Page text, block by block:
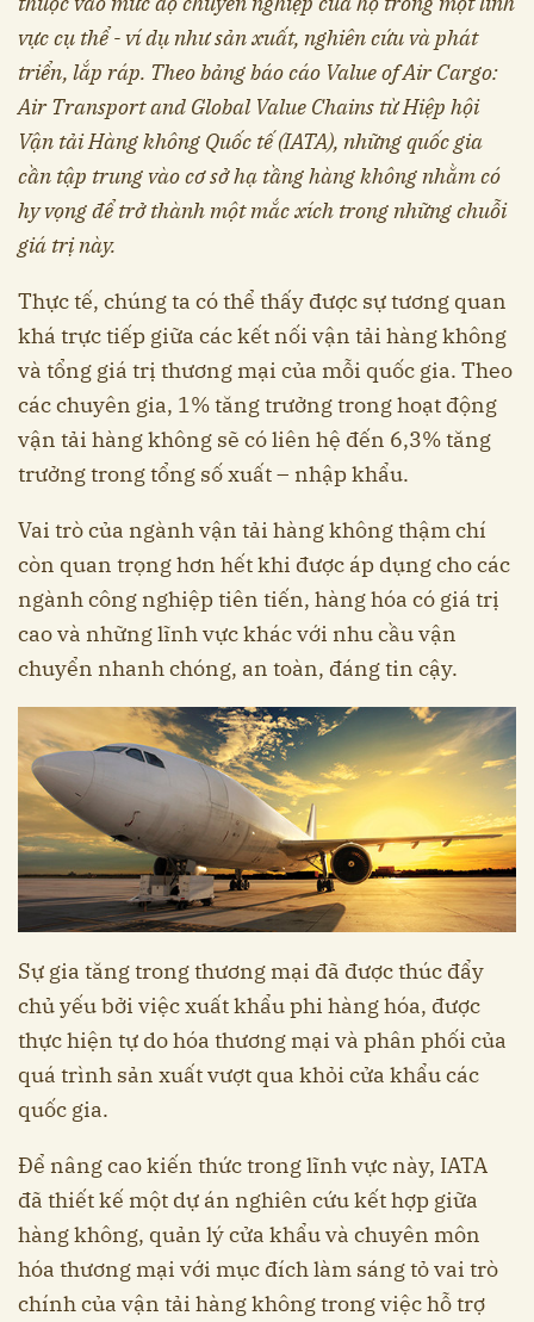
vực cụ thể - ví dụ như sản xuất, nghiên cứu và phát
triển, lắp ráp. Theo bảng báo cáo Value of Air Cargo:
Air Transport and Global Value Chains từ Hiệp hội
Vận tải Hàng không Quốc tế (IATA), những quốc gia
cần tập trung vào cơ sở hạ tầng hàng không nhằm có
hy vọng để trở thành một mắc xích trong những chuỗi
giá trị này.
Thực tế, chúng ta có thể thấy được sự tương quan
khá trực tiếp giữa các kết nối vận tải hàng không
và tổng giá trị thương mại của mỗi quốc gia. Theo
các chuyên gia, 1% tăng trưởng trong hoạt động
vận tải hàng không sẽ có liên hệ đến 6,3% tăng
trưởng trong tổng số xuất – nhập khẩu.
Vai trò của ngành vận tải hàng không thậm chí
còn quan trọng hơn hết khi được áp dụng cho các
ngành công nghiệp tiên tiến, hàng hóa có giá trị
cao và những lĩnh vực khác với nhu cầu vận
chuyển nhanh chóng, an toàn, đáng tin cậy.
Sự gia tăng trong thương mại đã được thúc đẩy
chủ yếu bởi việc xuất khẩu phi hàng hóa, được
thực hiện tự do hóa thương mại và phân phối của
quá trình sản xuất vượt qua khỏi cửa khẩu các
quốc gia.
Để nâng cao kiến thức trong lĩnh vực này, IATA
đã thiết kế một dự án nghiên cứu kết hợp giữa
hàng không, quản lý cửa khẩu và chuyên môn
hóa thương mại với mục đích làm sáng tỏ vai trò
chính của vận tải hàng không trong việc hỗ trợ